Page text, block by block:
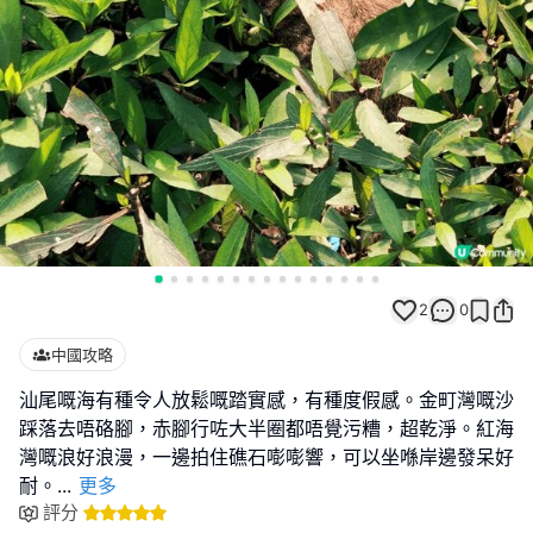
2 0
中國攻略
汕尾嘅海有種令人放鬆嘅踏實感，有種度假感。金町灣嘅沙
踩落去唔硌腳，赤腳行咗大半圈都唔覺污糟，超乾淨。紅海
灣嘅浪好浪漫，一邊拍住礁石嘭嘭響，可以坐喺岸邊發呆好
耐。 ... 更多
評分